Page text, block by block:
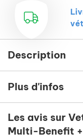
Description
Plus d'infos
Les avis sur
Multi-Benefit